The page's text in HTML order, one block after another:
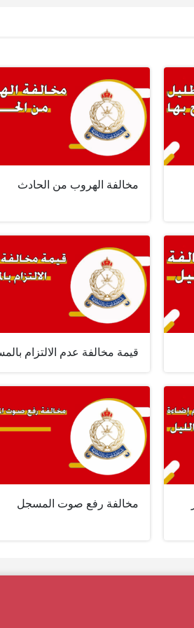
مخالفة الهروب من الحادث
قيمة مخالفة عدم الالتزام
مخالفة رفع صوت المسجل